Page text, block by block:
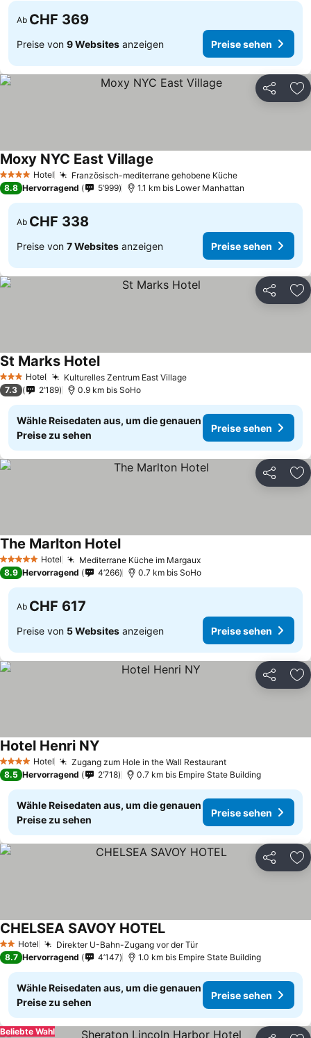
Ab CHF 369
Preise von 9 Websites anzeigen Preise sehen
Teilen
4 Sterne Hotel Französisch-mediterrane gehobene Küche
Moxy NYC East Village
8.8 Hervorragend 5’999 1.1 km bis Lower Manhattan
Ab CHF 338
Preise von 7 Websites anzeigen Preise sehen
Teilen
3 SterneHotel Kulturelles Zentrum East Village
St Marks Hotel
7.3 2’189 0.9 km bis SoHo
Wähle Reisedaten aus, um die genauen
Preise zu sehen
Preise sehen
Teilen
5 Sterne Hotel Mediterrane Küche im Margaux
The Marlton Hotel
8.9 Hervorragend 4’266 0.7 km bis SoHo
Ab CHF 617
Preise von 5 Websites anzeigen Preise sehen
Teilen
4 Sterne Hotel Zugang zum Hole in the Wall Restaurant
Hotel Henri NY
8.5 Hervorragend 2’718 0.7 km bis Empire State Building
Wähle Reisedaten aus, um die genauen
Preise zu sehen
Preise sehen
Teilen
2 Sterne
Hotel Direkter U-Bahn-Zugang vor der Tür
CHELSEA SAVOY HOTEL
8.7 Hervorragend 4’147 1.0 km bis Empire State Building
Wähle Reisedaten aus, um die genauen
Preise zu sehen
Preise sehen
Beliebte Wahl